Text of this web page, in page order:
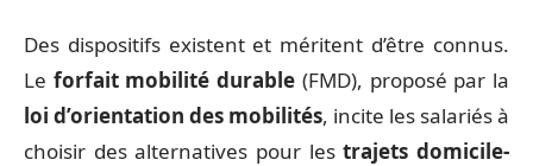
Des dispositifs existent et méritent d’être connus.
Le forfait mobilité durable (FMD), proposé par la
loi d’orientation des mobilités, incite les salariés à
choisir des alternatives pour lestrajets domicile-